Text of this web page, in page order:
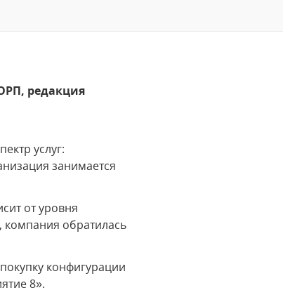
редакция
услуг:
занимается
от уровня
компания обратилась
конфигурации
8».